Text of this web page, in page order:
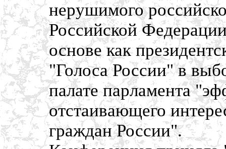
нерушимого
Российской
основе как
"Голоса России" в
палате парламента
отстаивающего
граждан России".